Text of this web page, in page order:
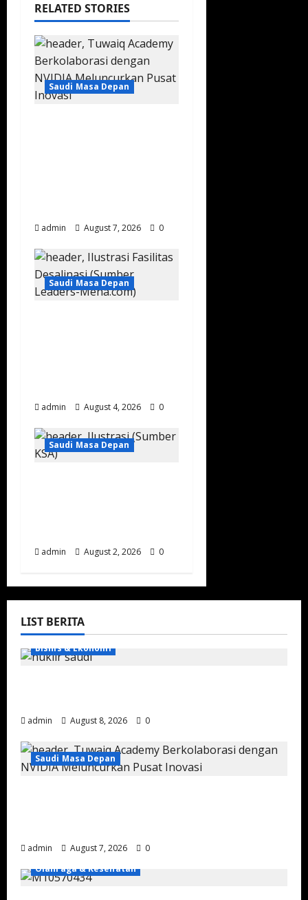
RELATED STORIES
Saudi Masa Depan
admin August 7, 2026 0
Saudi Masa Depan
admin August 4, 2026 0
Saudi Masa Depan
admin August 2, 2026 0
LIST BERITA
Bisnis & Ekonomi
admin August 8, 2026 0
Saudi Masa Depan
admin August 7, 2026
0
Olahraga & Kesehatan